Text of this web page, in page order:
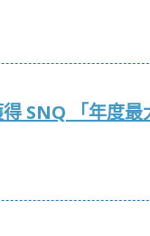
SNQ 「年度